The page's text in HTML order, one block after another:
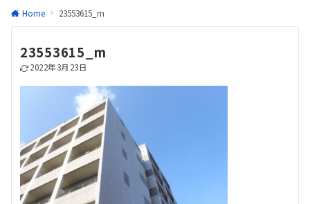
Home 23553615_m
23553615_m
2022年3月23日